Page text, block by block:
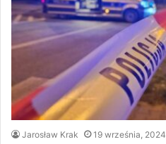
Jarosław Krak 19 września, 2024